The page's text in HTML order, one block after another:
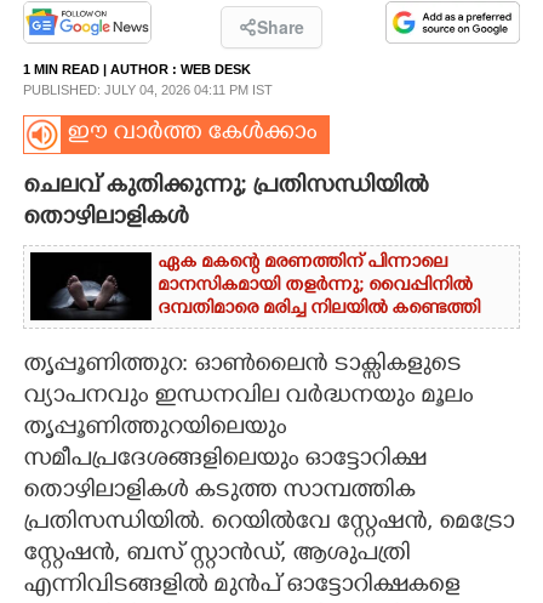
OPINION
PHOTOS
LIFESTYLE
SPIRITUAL
INFO+
ART
ASTRO
CARTOONS
LITERATURE
Share
1 MIN READ | AUTHOR : WEB DESK
PUBLISHED: JULY 04, 2026 04:11 PM IST
ഈ വാർത്ത കേൾക്കാം
ചെലവ് കുതിക്കുന്നു; പ്രതിസന്ധിയിൽ
തൊഴിലാളികൾ
ഏക മകന്റെ മരണത്തിന് പിന്നാലെ
മാനസികമായി തളർന്നു; വൈപ്പിനിൽ
ദമ്പതിമാരെ മരിച്ച നിലയിൽ കണ്ടെത്തി
തൃപ്പൂണിത്തുറ: ഓൺലൈൻ ടാക്സികളുടെ
വ്യാപനവും ഇന്ധനവില വർദ്ധനയും മൂലം
തൃപ്പൂണിത്തുറയിലെയും
സമീപപ്രദേശങ്ങളിലെയും ഓട്ടോറിക്ഷ
തൊഴിലാളികൾ കടുത്ത സാമ്പത്തിക
പ്രതിസന്ധിയിൽ. റെയിൽവേ സ്റ്റേഷൻ, മെട്രോ
സ്റ്റേഷൻ, ബസ് സ്റ്റാൻഡ്, ആശുപത്രി
എന്നിവിടങ്ങളിൽ മുൻപ് ഓട്ടോറിക്ഷകളെ